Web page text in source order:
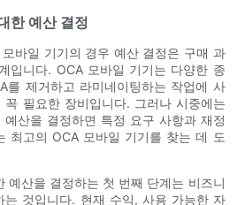
한 예산 결정
바일 기기의 경우 예산 결정은 구매 과
입니다. OCA 모바일 기기는 다양한 종
를 제거하고 라미네이팅하는 작업에 사
꼭 필요한 장비입니다. 그러나 시중에는
산을 결정하면 특정 요구 사항과 재정
최고의 OCA 모바일 기기를 찾는 데 도
예산을 결정하는 첫 번째 단계는 비즈니
는 것입니다. 현재 수익, 사용 가능한 자